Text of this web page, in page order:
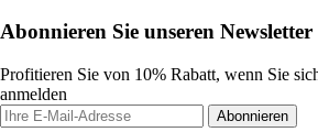
Abonnieren Sie unseren Newsletter
Profitieren Sie von 10% Rabatt, wenn Sie
anmelden
Abonnieren